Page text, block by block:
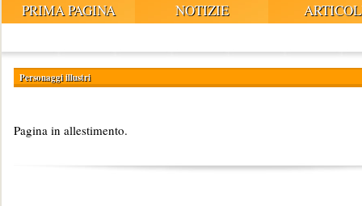
PRIMA PAGINA NOTIZIE
Personaggi illustri
Pagina in allestimento.